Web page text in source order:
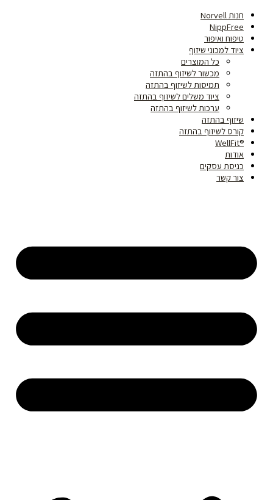
לתוכן
חנות Norvell
NippFree
טיפוח ואיפור
ציוד למכוני שיזוף
כל המוצרים
מכשור לשיזוף בהתזה
תמיסות לשיזוף בהתזה
ציוד משלים לשיזוף בהתזה
ערכות לשיזוף בהתזה
שיזוף בהתזה
קורס לשיזוף בהתזה
®WellFit
אודות
כניסת עסקים
צור קשר